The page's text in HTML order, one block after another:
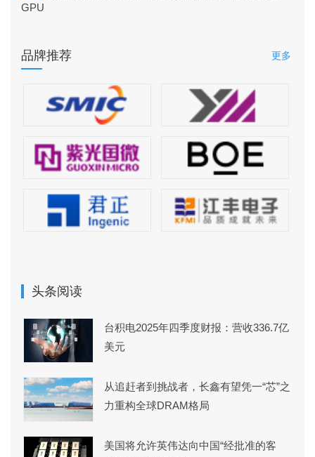
GPU
品牌推荐 更多
头条阅读
台积电2025年四季度财报：营收336.7亿
美元
从追赶者到挑战者，长鑫有望凭一“芯”之
力重构全球DRAM格局
美国将允许英伟达向中国“经批准的客